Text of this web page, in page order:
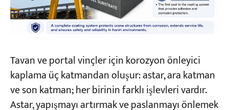
Tavan ve portal vinçler için korozyon önleyici
kaplama üç katmandan oluşur: astar, ara katman
ve son katman; her birinin farklı işlevleri vardır.
Astar, yapışmayı artırmak ve paslanmayı önlemek